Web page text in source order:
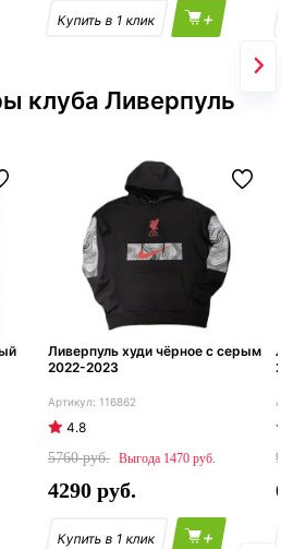
+
клуба Ливерпуль
Ливерпуль худи чёрное с серым
2022-2023
116862
4.8
5760
1470
4290
+